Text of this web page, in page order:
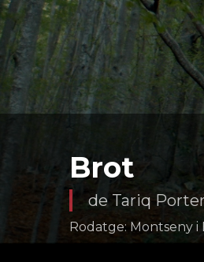
Brot
de Tariq Porter
Rodatge: Montseny i